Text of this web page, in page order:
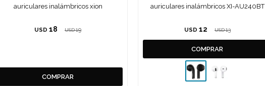
auriculares inalámbricos xion
USD 18 USD 19
auriculares inalámbricos XI-AU240BT
USD 12 USD 13